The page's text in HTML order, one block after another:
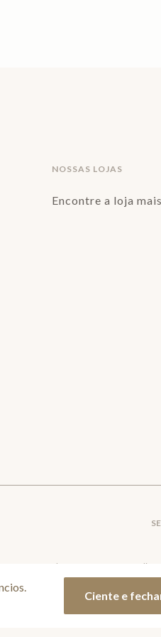
Ciente e
NOSSAS LOJAS
Encontre a loja
- São Paulo, CEP: 09380-115 -